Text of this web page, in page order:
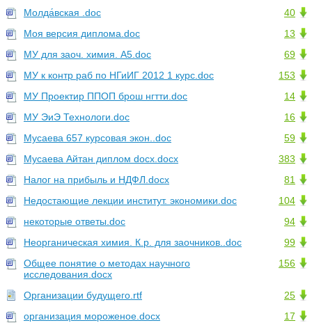
40
Молда́вская .doc
13
Моя версия диплома.doc
69
МУ для заоч. химия. А5.doc
153
МУ к контр раб по НГиИГ 2012 1 курс.doc
14
МУ Проектир ППОП брош нгтти.doc
16
МУ ЭиЭ Технологи.doc
59
Мусаева 657 курсовая экон..doc
383
Мусаева Айтан диплом docx.docx
81
Налог на прибыль и НДФЛ.docx
104
Недостающие лекции институт. экономики.doc
94
некоторые ответы.doc
99
Неорганическая химия. К.р. для заочников..doc
156
Общее понятие о методах научного
исследования.docx
25
Организации будущего.rtf
17
организация мороженое.docx